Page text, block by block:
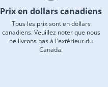
Prix en dollars canadiens
Tous les prix sont en dollars
canadiens. Veuillez noter que nous
ne livrons pas à l'extérieur du
Canada.